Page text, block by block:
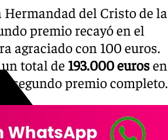
Hermandad del Cristo de la
premio recayó en el
agraciado con 100 euros.
total de 193.000 eurosen
segundo premio completo.